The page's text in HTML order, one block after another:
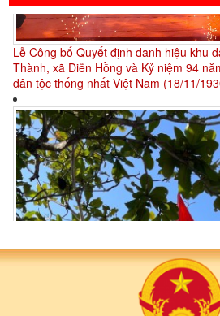
Xã Diễn Hồng thông báo lấy ý kiến cử
hành chính cấp xã sau sắp xếp
UBND xã Diễn Hồng lấy ý kiến cử tri về
hành chính cấp xã trên địa bàn xã Diễn
UBND xã Diễn Hồng thông báo Về
đơn vị xóm đạt danh hiệu “Xóm/khối
bàn xã Diễn Hồng